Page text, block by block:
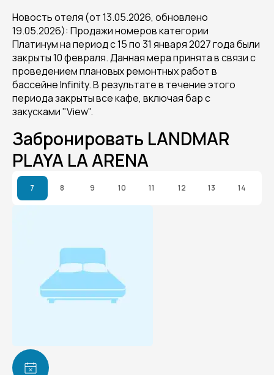
Новость отеля (от 13.05.2026, обновлено
19.05.2026): Продажи номеров категории
Платинум на период с 15 по 31 января 2027 года были
закрыты 10 февраля. Данная мера принята в связи с
проведением плановых ремонтных работ в
бассейне Infinity. В результате в течение этого
периода закрыты все кафе, включая бар c
закусками "View".
Забронировать LANDMAR
PLAYA LA ARENA
7 8 9 10 11 12 13 14